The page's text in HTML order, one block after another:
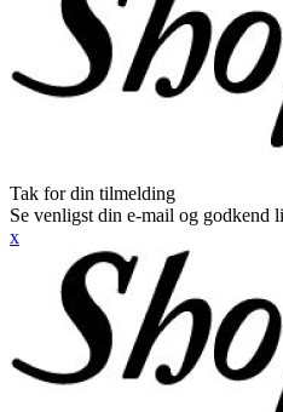
Tak for din tilmelding
Se venligst din e-mail og godkend
x